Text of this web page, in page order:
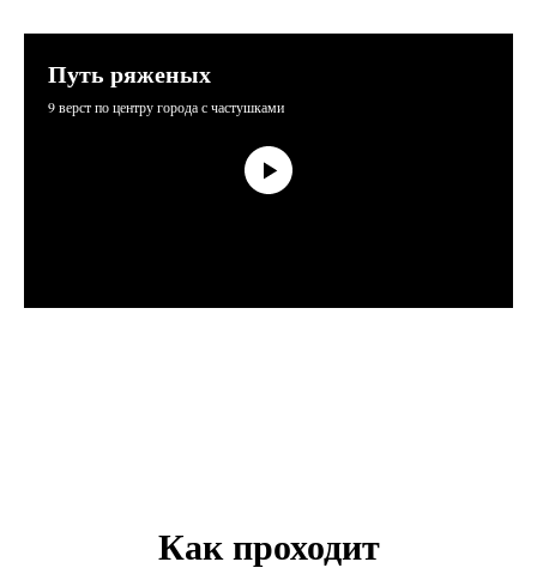
Путь ряженых
9 верст по центру города с частушками
Как проходит